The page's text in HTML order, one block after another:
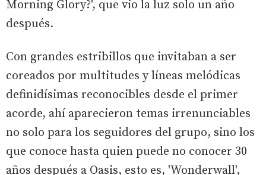
Morning Glory?', que vio la luz solo un año
después.
Con grandes estribillos que invitaban a ser
coreados por multitudes y líneas melódicas
definidísimas reconocibles desde el primer
acorde, ahí aparecieron temas irrenunciables
no solo para los seguidores del grupo, sino los
que conoce hasta quien puede no conocer 30
años después a Oasis, esto es, 'Wonderwall',